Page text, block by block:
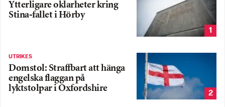
Ytterligare oklarheter kring
Stina-fallet i Hörby
1
UTRIKES
Domstol: Straffbart att hänga
engelska flaggan på
lyktstolpar i Oxfordshire
2